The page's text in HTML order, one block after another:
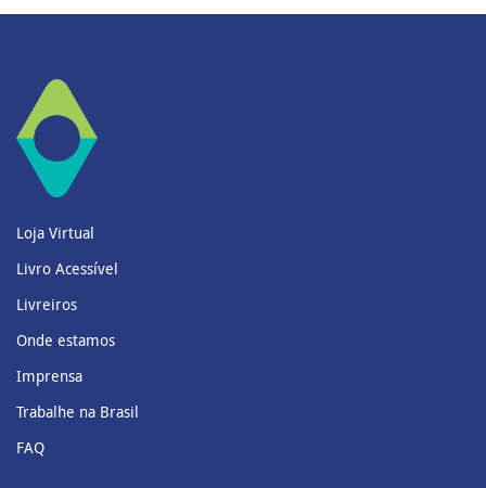
Loja Virtual
Livro Acessível
Livreiros
Onde estamos
Imprensa
Trabalhe na Brasil
FAQ